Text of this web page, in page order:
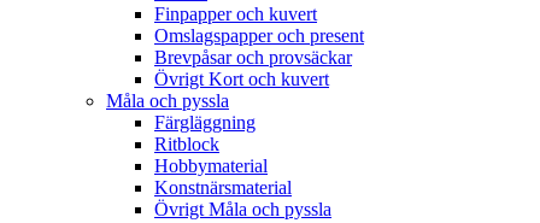
Finpapper och kuvert
Omslagspapper och present
Brevpåsar och provsäckar
Övrigt Kort och kuvert
Måla och pyssla
Färgläggning
Ritblock
Hobbymaterial
Konstnärsmaterial
Övrigt Måla och pyssla